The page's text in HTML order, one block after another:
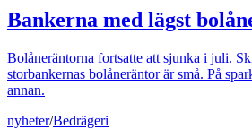
Bankerna med lägst
Bolåneräntorna fortsatte att sjunka i juli.
storbankernas bolåneräntor är små. På
annan.
nyheter/Bedrägeri